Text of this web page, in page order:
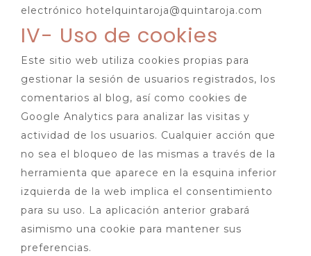
electrónico hotelquintaroja@quintaroja.com
IV- Uso de cookies
Este sitio web utiliza cookies propias para
gestionar la sesión de usuarios registrados, los
comentarios al blog, así como cookies de
Google Analytics para analizar las visitas y
actividad de los usuarios. Cualquier acción que
no sea el bloqueo de las mismas a través de la
herramienta que aparece en la esquina inferior
izquierda de la web implica el consentimiento
para su uso. La aplicación anterior grabará
asimismo una cookie para mantener sus
preferencias.